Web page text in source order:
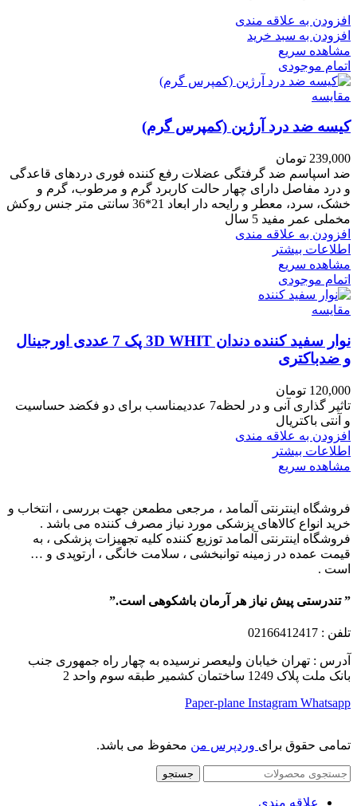
افزودن به علاقه مندی
افزودن به سبد خرید
مشاهده سریع
اتمام موجودی
مقایسه
کیسه ضد درد آرژین (کمپرس گرم)
239,000 تومان
ضد اسپاسم ضد گرفتگی عضلات رفع کننده فوری دردهای قاعدگی
و درد مفاصل دارای چهار حالت کاربرد گرم و مرطوب، گرم و
خشک، سرد، معطر و رایحه دار ابعاد 21*36 سانتی متر جنس روکش
مخملی عمر مفید 5 سال
افزودن به علاقه مندی
اطلاعات بیشتر
مشاهده سریع
اتمام موجودی
مقایسه
نوار سفید کننده دندان 3D WHIT پک 7 عددی اورجینال
و ضدباکتری
120,000 تومان
تاثیر گذاری آنی و در لحظه7 عددیمناسب برای دو فکضد حساسیت
و آنتی باکتریال
افزودن به علاقه مندی
اطلاعات بیشتر
مشاهده سریع
فروشگاه اینترنتی آلمامد ، مرجعی مطمعن جهت بررسی ، انتخاب و
خرید انواع کالاهای پزشکی مورد نیاز مصرف کننده می باشد .
فروشگاه اینترنتی آلمامد توزیع کننده کلیه تجهیزات پزشکی ، به
قیمت عمده در زمینه توانبخشی ، سلامت خانگی ، ارتوپدی و …
است .
” تندرستی پیش نیاز هر آرمان باشکوهی است.”
تلفن : 02166412417
آدرس : تهران خیابان ولیعصر نرسیده به چهار راه جمهوری جنب
بانک ملت پلاک 1249 ساختمان کشمیر طبقه سوم واحد 2
Paper-plane Instagram Whatsapp
تمامی حقوق برای وردپرس من محفوظ می باشد.
جستجو
علاقه مندی